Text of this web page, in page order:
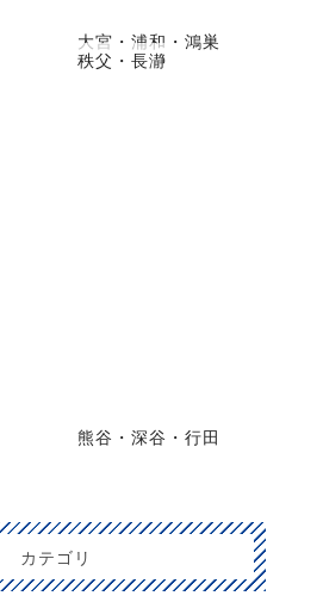
大宮・浦和・鴻巣
秩父・長瀞
熊谷・深谷・行田
カテゴリ